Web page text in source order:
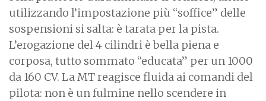
utilizzando l’impostazione più “soffice” delle
sospensioni si salta: è tarata per la pista.
L’erogazione del 4 cilindri è bella piena e
corposa, tutto sommato “educata” per un 1000
da 160 CV. La MT reagisce fluida ai comandi del
pilota: non è un fulmine nello scendere in